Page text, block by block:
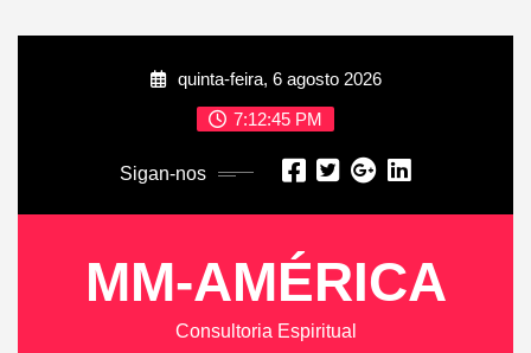
quinta-feira, 6 agosto 2026
7:12:46 PM
Sigan-nos
MM-AMÉRICA
Consultoria Espiritual